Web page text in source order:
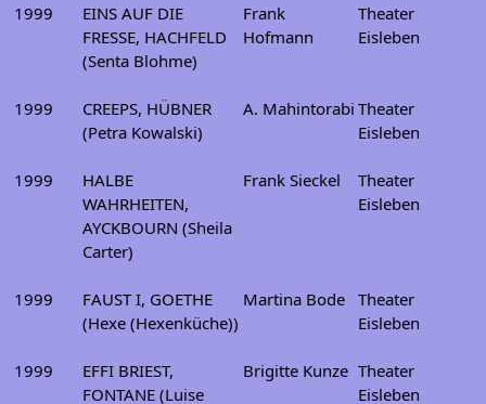
1999
EINS AUF DIE
FRESSE, HACHFELD
(Senta Blohme)
Frank
Hofmann
Theater
Eisleben
1999
CREEPS, HÜBNER
(Petra Kowalski)
A. Mahintorabi Theater
Eisleben
1999
HALBE
WAHRHEITEN,
AYCKBOURN (Sheila
Carter)
Frank Sieckel
Theater
Eisleben
1999
FAUST I, GOETHE
(Hexe (Hexenküche))
Martina Bode Theater
Eisleben
1999
EFFI BRIEST,
FONTANE (Luise
Brigitte Kunze Theater
Eisleben